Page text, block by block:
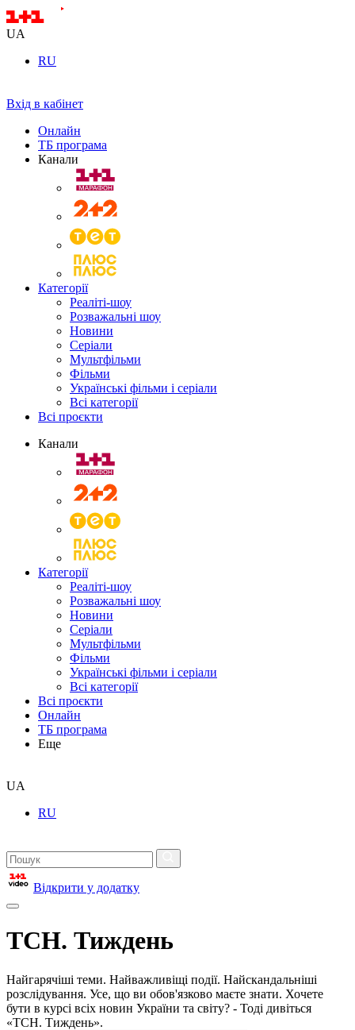
UA
RU
Вхід в кабінет
Онлайн
ТБ програма
Канали
Категорії
Реаліті-шоу
Розважальні шоу
Новини
Серіали
Мультфільми
Фільми
Українські фільми і серіали
Всі категорії
Всі проєкти
Канали
Категорії
Реаліті-шоу
Розважальні шоу
Новини
Серіали
Мультфільми
Фільми
Українські фільми і серіали
Всі категорії
Всі проєкти
Онлайн
ТБ програма
Еще
UA
RU
Відкрити у додатку
ТСН. Тиждень
Найгарячіші теми. Найважливіщі події. Найскандальніші
розслідування. Усе, що ви обов'язково маєте знати. Хочете
бути в курсі всіх новин України та світу? - Тоді дивіться
«ТСН. Тиждень».